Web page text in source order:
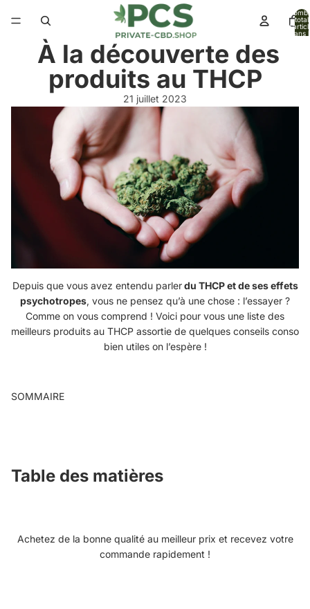
total
dans
À la découverte des
produits au THCP
21 juillet 2023
Depuis que vous avez entendu parlerdu THCP et de ses effets
psychotropes, vous ne pensez qu’à une chose : l’essayer ?
Comme on vous comprend ! Voici pour vous une liste des
meilleurs produits au THCP assortie de quelques conseils conso
bien utiles on l’espère !
SOMMAIRE
Table des matières
Achetez de la bonne qualité au meilleur prix et recevez votre
commande rapidement !